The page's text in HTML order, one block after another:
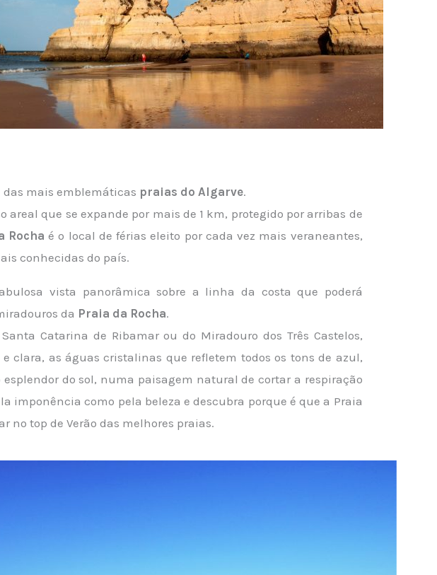
das mais emblemáticas praias do Algarve.
areal que se expande por mais de 1 km, protegido por arribas de
Rochaé o local de férias eleito por cada vez mais veraneantes,
conhecidas do país.
vista panorâmica sobre a linha da costa que poderá
da Praia da Rocha.
Catarina de Ribamar ou do Miradouro dos Três Castelos,
clara, as águas cristalinas que refletem todos os tons de azul,
esplendor do sol, numa paisagem natural de cortar a respiração
imponência como pela beleza e descubra porque é que a Praia
no top de Verão das melhores praias.